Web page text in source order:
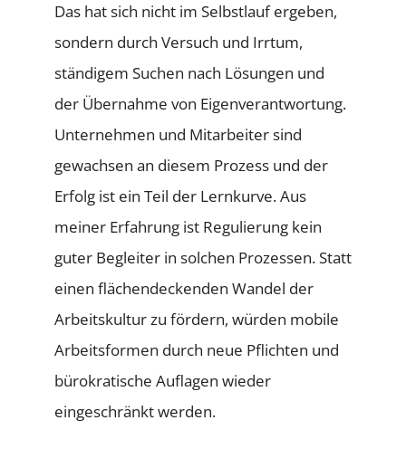
Das hat sich nicht im Selbstlauf ergeben,
sondern durch Versuch und Irrtum,
ständigem Suchen nach Lösungen und
der Übernahme von Eigenverantwortung.
Unternehmen und Mitarbeiter sind
gewachsen an diesem Prozess und der
Erfolg ist ein Teil der Lernkurve. Aus
meiner Erfahrung ist Regulierung kein
guter Begleiter in solchen Prozessen. Statt
einen flächendeckenden Wandel der
Arbeitskultur zu fördern, würden mobile
Arbeitsformen durch neue Pflichten und
bürokratische Auflagen wieder
eingeschränkt werden.